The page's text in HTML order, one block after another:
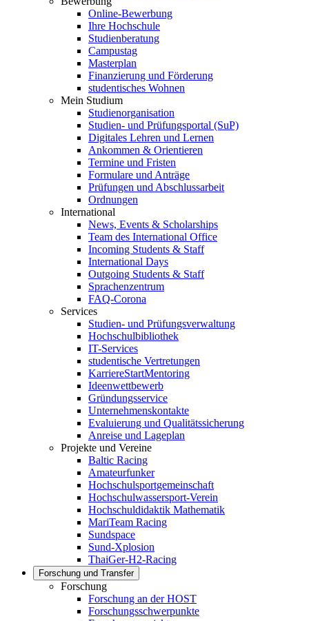
Online-Bewerbung
Ihre Hochschule
Studienberatung
Campustag
Masterplan
Finanzierung und Förderung
studentisches Wohnen
Mein Studium
Studienorganisation
Studien- und Prüfungsportal (SuP)
Digitales Lehren und Lernen
Ankommen & Orientieren
Termine und Fristen
Formulare und Anträge
Prüfungen und Abschlussarbeit
Ordnungen
International
News, Events & Scholarships
Team des International Office
Incoming Students & Staff
International Days
Outgoing Students & Staff
Sprachenzentrum
FAQ-Corona
Services
Studien- und Prüfungsverwaltung
Hochschulbibliothek
IT-Services
studentische Vertretungen
KarriereStartMentoring
Ideenwettbewerb
Gründungsservice
Unternehmenskontakte
Evaluierung und Qualitätssicherung
Anreise und Lageplan
Projekte und Vereine
Baltic Racing
Amateurfunker
Hochschulsportgemeinschaft
Hochschulwassersport-Verein
Hochschuldidaktik Mathematik
MariTeam Racing
Sundspace
Sund-Xplosion
ThaiGer-H2-Racing
Forschung und Transfer
Forschung
Forschung an der HOST
Forschungsschwerpunkte